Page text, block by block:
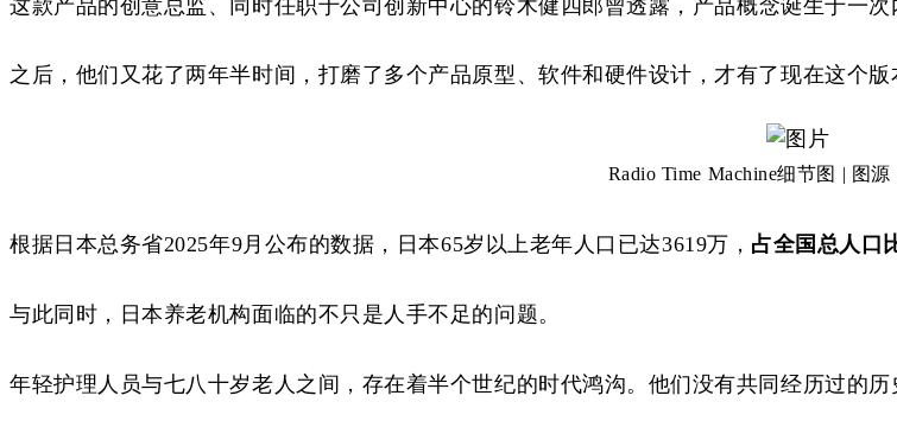
这款产品的创意总监、 同时任职于公司创新中心的铃木健四郎曾透露，产品概念诞生于一次
之后，他们又花了两年半时间，打磨了多个产品原型、软件和硬件设计，才有了现在这个版
Radio Time Machine细节图 | 图源
根据日本总务省2025年9月公布的数据，日本65岁以上老年人口已达3619万， 占全国总人口
与此同时，日本养老机构面临的不只是人手不足的问题。
年轻护理人员与七八十岁老人之间，存在着半个世纪的时代鸿沟。他们没有共同经历过的历